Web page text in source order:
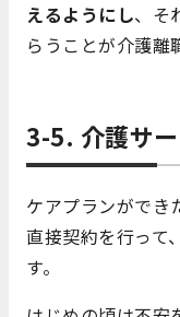
えるようにし、そ
らうことが介護離
3-5. 介護サ
ケアプランができ
直接契約を行って
す。